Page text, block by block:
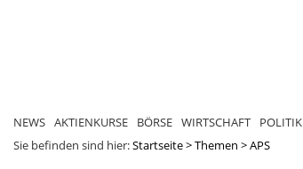
NEWS AKTIENKURSE BÖRSE WIRTSCHAFT POLITIK
Sie befinden sind hier:Startseite>Themen >APS